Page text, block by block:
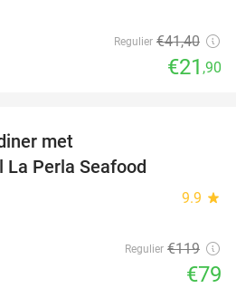
Regulier €41,40
€21 ,90
met
Perla Seafood
9.9 star
Regulier €119
€79